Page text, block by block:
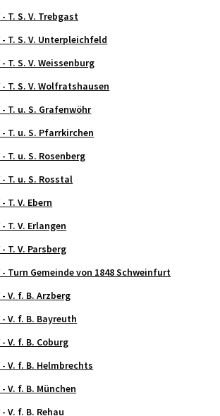
- T. S. V. Trebgast
- T. S. V. Unterpleichfeld
- T. S. V. Weissenburg
- T. S. V. Wolfratshausen
- T. u. S. Grafenwöhr
- T. u. S. Pfarrkirchen
- T. u. S. Rosenberg
- T. u. S. Rosstal
- T. V. Ebern
- T. V. Erlangen
- T. V. Parsberg
- Turn Gemeinde von 1848 Schweinfurt
- V. f. B. Arzberg
- V. f. B. Bayreuth
- V. f. B. Coburg
- V. f. B. Helmbrechts
- V. f. B. München
- V. f. B. Rehau